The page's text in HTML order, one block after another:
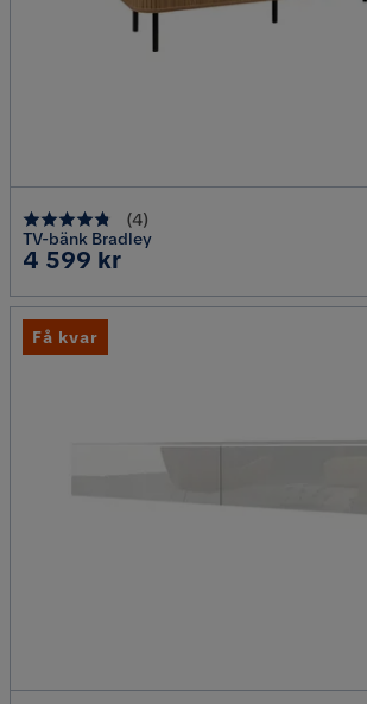
(4)
TV-bänk Bradley
Pris
4 599 kr
Få kvar